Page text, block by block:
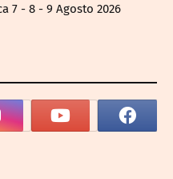
7 - 8 - 9 Agosto 2026